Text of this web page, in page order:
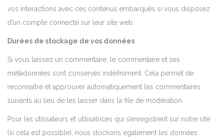
vos interactions avec ces contenus embarqués si vous disposez
d’un compte connecté sur leur site web.
Durées de stockage de vos données
Si vous laissez un commentaire, le commentaire et ses
métadonnées sont conservés indéfiniment. Cela permet de
reconnaître et approuver automatiquement les commentaires
suivants au lieu de les laisser dans la file de modération.
Pour les utilisateurs et utilisatrices qui s’enregistrent sur notre site
(si cela est possible), nous stockons également les données